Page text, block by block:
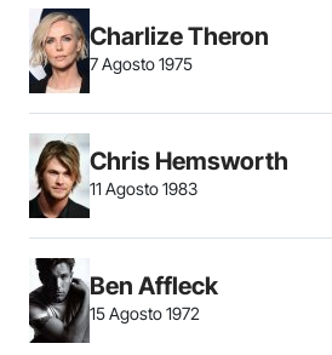
Charlize Theron
7 Agosto 1975
Chris Hemsworth
11 Agosto 1983
Ben Affleck
15 Agosto 1972